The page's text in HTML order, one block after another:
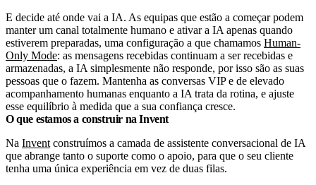
E decide até onde vai a IA. As equipas que estão a começar podem
manter um canal totalmente humano e ativar a IA apenas quando
estiverem preparadas, uma configuração a que chamamos Human-
Only Mode: as mensagens recebidas continuam a ser recebidas e
armazenadas, a IA simplesmente não responde, por isso são as suas
pessoas que o fazem. Mantenha as conversas VIP e de elevado
acompanhamento humanas enquanto a IA trata da rotina, e ajuste
esse equilíbrio à medida que a sua confiança cresce.
O que estamos a construir na Invent
Na Invent construímos a camada de assistente conversacional de IA
que abrange tanto o suporte como o apoio, para que o seu cliente
tenha uma única experiência em vez de duas filas.